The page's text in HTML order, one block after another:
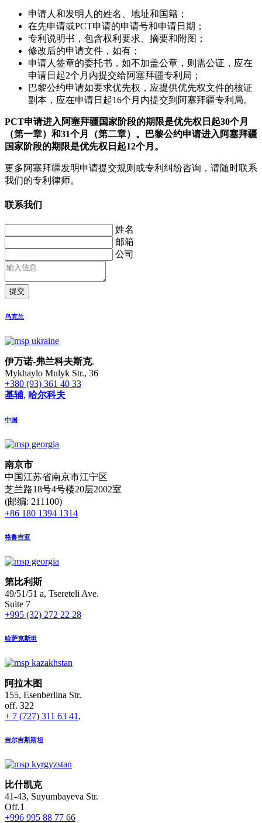
申请人和发明人的姓名、地址和国籍；
在先申请或PCT申请的申请号和申请日期；
专利说明书，包含权利要求、摘要和附图；
修改后的申请文件，如有；
申请人签章的委托书，如不加盖公章，则需公证，应在
申请日起2个月内提交给阿塞拜疆专利局；
巴黎公约申请如要求优先权，应提供优先权文件的核证
副本，应在申请日起16个月内提交到阿塞拜疆专利局。
PCT申请进入阿塞拜疆国家阶段的期限是优先权日起30个月
（第一章）和31个月（第二章）。巴黎公约申请进入阿塞拜疆
国家阶段的期限是优先权日起12个月。
更多阿塞拜疆发明申请提交规则或专利纠纷咨询，请随时联系
我们的专利律师。
联系我们
姓名
邮箱
公司
提交
乌克兰
伊万诺-弗兰科夫斯克.
Mykhaylo Mulyk Str., 36
+380 (93) 361 40 33
基辅, 哈尔科夫
中国
南京市
中国江苏省南京市江宁区
芝兰路18号4号楼20层2002室
(邮编: 211100)
+86 180 1394 1314
格鲁吉亚
第比利斯
49/51/51 a, Tsereteli Ave.
Suite 7
+995 (32) 272 22 28
哈萨克斯坦
阿拉木图
155, Esenberlina Str.
off. 322
+ 7 (727) 311 63 41,
吉尔吉斯斯坦
比什凯克
41-43, Suyumbayeva Str.
Off.1
+996 995 88 77 66